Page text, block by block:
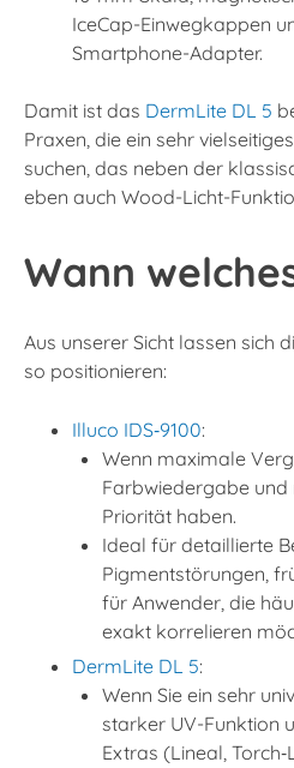
IceCap-Einwegkappen
Smartphone-Adapter.
Damit ist das DermLite DL 5
Praxen, die ein sehr
suchen, das neben der
eben auch Wood-Licht-
Wann
Aus unserer Sicht lassen sich
so positionieren:
Illuco IDS‑9100:
Wenn maximale
Farbwiedergabe
Priorität haben.
Ideal für detaillierte
Pigmentstörungen,
für Anwender, die
exakt korrelieren
DermLite DL 5:
Wenn Sie ein sehr
starker UV-Funktion
Extras (Lineal,